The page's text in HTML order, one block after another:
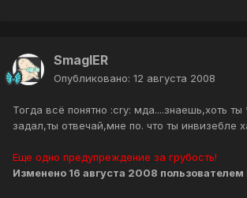
SmaglER
Опубликовано: 12 августа 2008
Тогда всё понятно :cry: мда....знаешь,хоть
задал,ты отвечай,мне по. что ты инвизебле
Еще одно предупреждение за грубость!
Изменено 16 августа 2008 пользователем